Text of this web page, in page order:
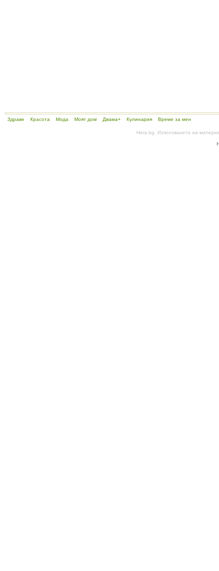
Здраве Красота Мода Моят дом Двама+ Кулинария Време за мен
Hera.bg. Използването на